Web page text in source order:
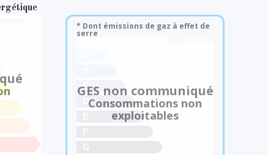
* Dont émissions de gaz à effet de
serre
C
D
G
GES non communiqué
Consommations non
exploitables